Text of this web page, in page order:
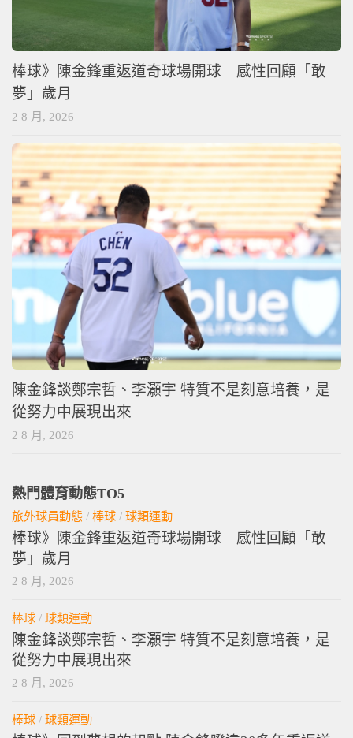
棒球》陳金鋒重返道奇球場開球 感性回顧「敢
夢」歲月
2 8 月, 2026
陳金鋒談鄭宗哲、李灝宇 特質不是刻意培養，是
從努力中展現出來
2 8 月, 2026
熱門體育動態TO5
旅外球員動態 / 棒球 / 球類運動
棒球》陳金鋒重返道奇球場開球 感性回顧「敢
夢」歲月
2 8 月, 2026
棒球 / 球類運動
陳金鋒談鄭宗哲、李灝宇 特質不是刻意培養，是
從努力中展現出來
2 8 月, 2026
棒球 / 球類運動